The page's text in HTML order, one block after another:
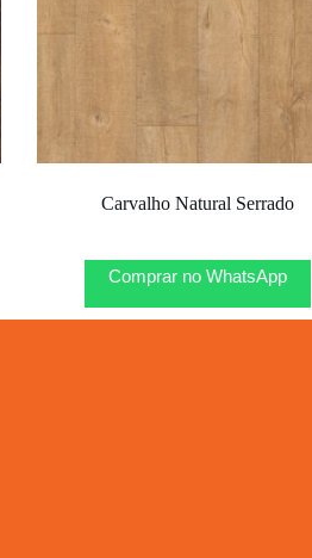
Carvalho Natural Serrado
Comprar no WhatsApp